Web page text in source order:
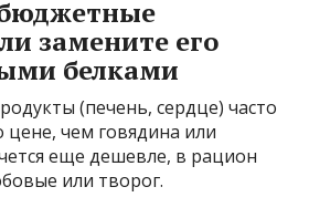
замените его
белками
(печень, сердце) часто
цене, чем говядина или
еще дешевле, в рацион
или творог.